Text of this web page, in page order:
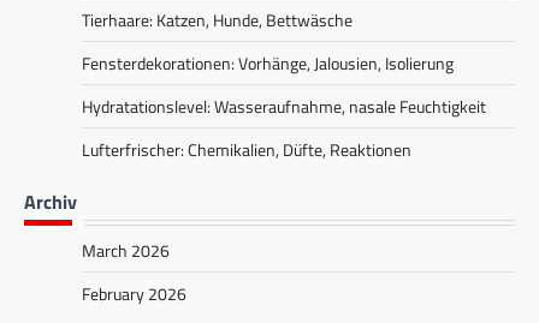
Tierhaare: Katzen, Hunde, Bettwäsche
Fensterdekorationen: Vorhänge, Jalousien, Isolierung
Hydratationslevel: Wasseraufnahme, nasale Feuchtigkeit
Lufterfrischer: Chemikalien, Düfte, Reaktionen
Archiv
March 2026
February 2026